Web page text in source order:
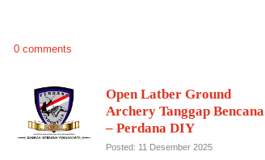
0 comments
Open Latber Ground
Archery Tanggap Bencana
– Perdana DIY
Posted: 11 Desember 2025